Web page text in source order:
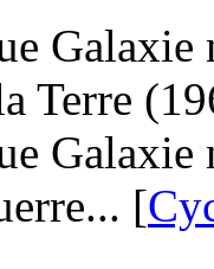
Galaxie
Terre
Galaxie
[